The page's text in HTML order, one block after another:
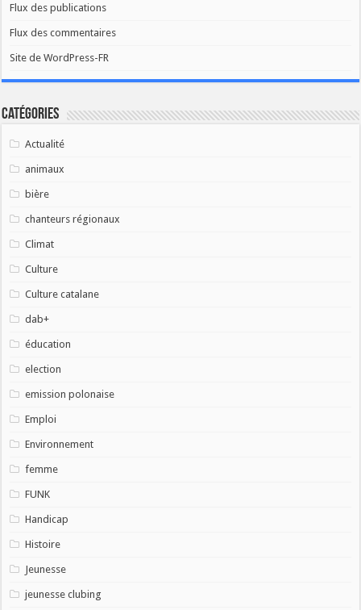
Flux des publications
Flux des commentaires
Site de WordPress-FR
Catégories
Actualité
animaux
bière
chanteurs régionaux
Climat
Culture
Culture catalane
dab+
éducation
election
emission polonaise
Emploi
Environnement
femme
FUNK
Handicap
Histoire
Jeunesse
jeunesse clubing